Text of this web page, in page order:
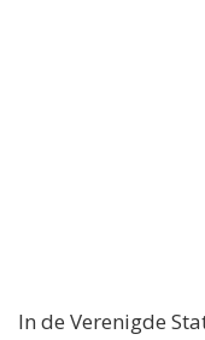
In de Verenigde